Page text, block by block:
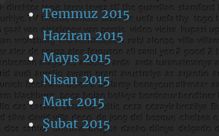
Temmuz 2015
Haziran 2015
Mayıs 2015
Nisan 2015
Mart 2015
Şubat 2015